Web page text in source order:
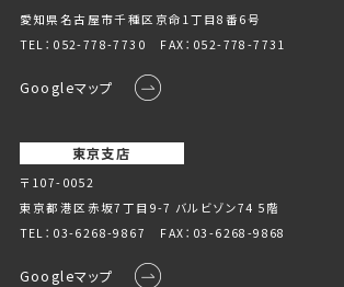
愛知県名古屋市千種区京命1丁⽬8番6号
TEL： 052-778-7730 FAX：052-778-7731
Googleマップ
東京支店
〒107-0052
東京都港区赤坂7丁目9-7 バルビゾン74 5階
TEL： 03-6268-9867 FAX：03-6268-9868
Googleマップ